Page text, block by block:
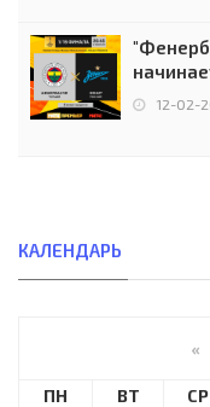
12-02-
КАЛЕНДАРЬ
«
ПН ВТ СР